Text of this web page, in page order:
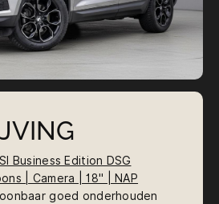
Business Edition DSG
| Camera | 18'' | NAP
goed onderhouden